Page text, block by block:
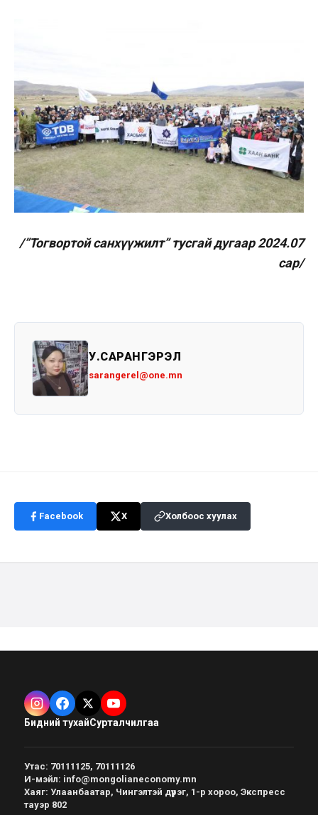
/”Тогвортой санхүүжилт” тусгай дугаар 2024.07
сар/
У.САРАНГЭРЭЛ
sarangerel@one.mn
Facebook X Холбоос хуулах
Бидний тухайСурталчилгаа
Утас: 70111125, 70111126
И-мэйл: info@mongolianeconomy.mn
Хаяг: Улаанбаатар, Чингэлтэй дүүрэг, 1-р хороо, Экспресс
тауэр 802